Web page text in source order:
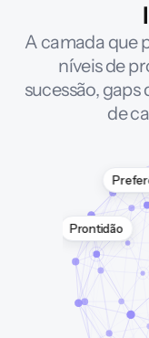
A camada que
níveis de
sucessão,
de